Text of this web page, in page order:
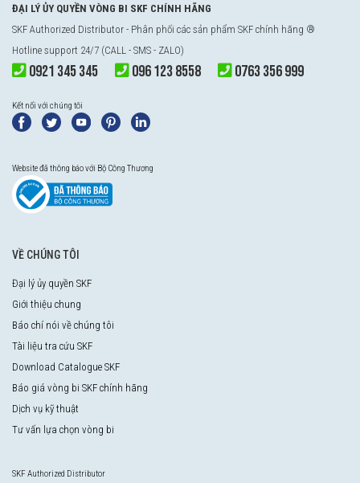
ĐẠI LÝ ỦY QUYỀN VÒNG BI SKF CHÍNH HÃNG
SKF Authorized Distributor - Phân phối các sản phẩm SKF chính hãng ®
Hotline support 24/7 (CALL - SMS - ZALO)
0921 345 345 096 123 8558 0763 356 999
Kết nối với chúng tôi
Website đã thông báo với Bộ Công Thương
VỀ CHÚNG TÔI
Đại lý ủy quyền SKF
Giới thiệu chung
Báo chí nói về chúng tôi
Tài liệu tra cứu SKF
Download Catalogue SKF
Báo giá vòng bi SKF chính hãng
Dịch vụ kỹ thuật
Tư vấn lựa chọn vòng bi
SKF Authorized Distributor